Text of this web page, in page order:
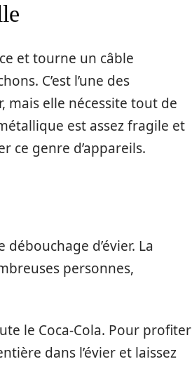
et tourne un câble
C’est l’une des
mais elle nécessite tout de
est assez fragile et
ce genre d’appareils.
d’évier. La
personnes,
le Coca-Cola. Pour profiter
dans l’évier et laissez